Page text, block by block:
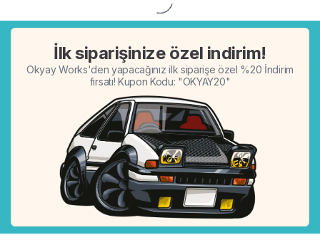
İlk siparişinize özel indirim!
Okyay Works'den yapacağınız ilk siparişe özel %20 İndirim
fırsatı! Kupon Kodu: "OKYAY20"
%20